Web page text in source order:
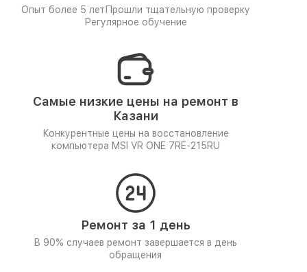
Опыт более 5 лет Прошли тщательную проверку
Регулярное обучение
Самые низкие цены на ремонт в
Казани
Конкурентные цены на восстановление
компьютера MSI VR ONE 7RE-215RU
Ремонт за 1 день
В 90% случаев ремонт завершается в день
обращения